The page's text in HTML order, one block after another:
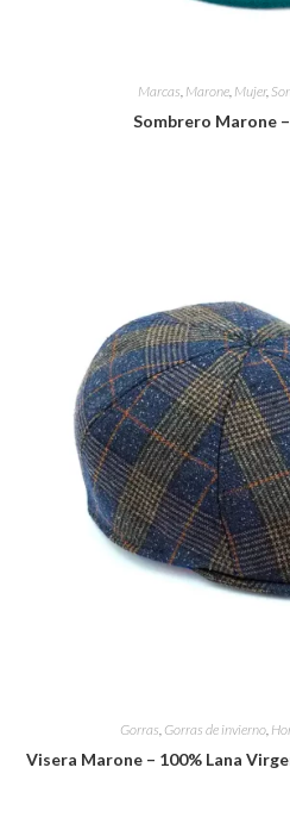
Marcas, Marone, Mujer,
Sombrero Marone
Gorras, Gorras de invierno,
Visera Marone – 100% Lana